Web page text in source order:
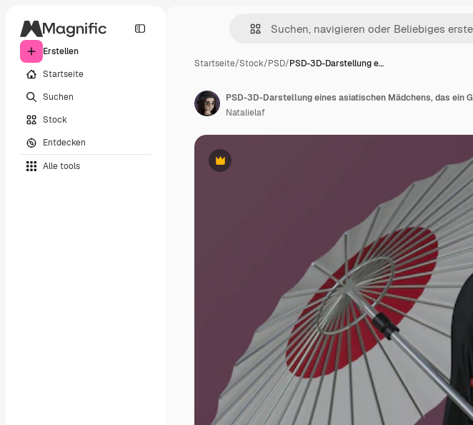
Erstellen
Startseite
Suchen
Stock
Entdecken
Alle tools
Startseite/Stock/PSD/PSD-3D-Darstellung e…
Premium
Natalielaf